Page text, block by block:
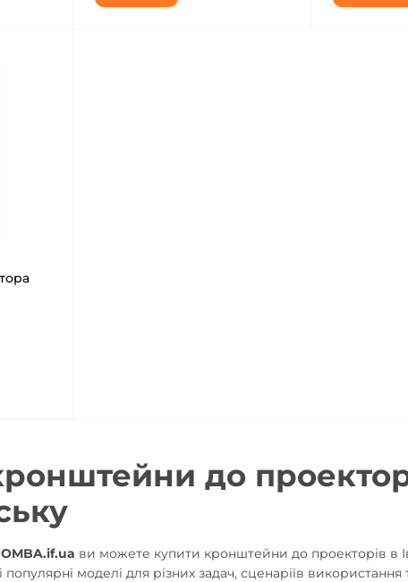
до
ви можете купити кронштейни до проекторів в
популярні моделі для різних задач, сценаріїв